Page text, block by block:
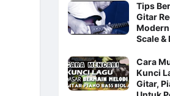
Tips
Gitar
Scale &
Cara
Kunci
Gitar,